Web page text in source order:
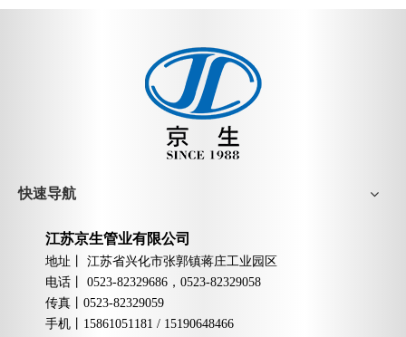
快速导航
江苏京生管业有限公司
地址丨 江苏省兴化市张郭镇蒋庄工业园区
电话丨 0523-82329686，0523-82329058
传真丨 0523-82329059
手机
15861051181 / 15190648466